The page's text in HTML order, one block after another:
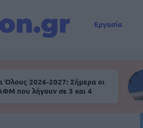
Εργασία
Όλους 2026-2027: Σήμερα οι
που λήγουν σε 3 και 4